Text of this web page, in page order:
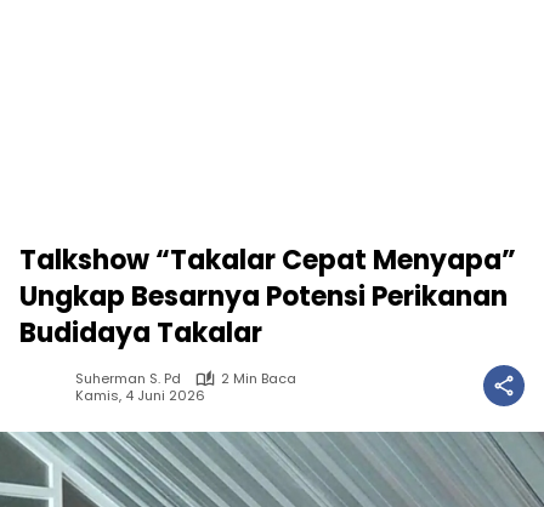
Talkshow “Takalar Cepat Menyapa”
Ungkap Besarnya Potensi Perikanan
Budidaya Takalar
Suherman S. Pd
2 Min Baca
Kamis, 4 Juni 2026